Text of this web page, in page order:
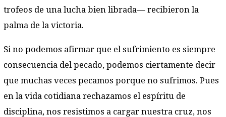
trofeos de una lucha bien librada— recibieron la
palma de la victoria.
Si no podemos afirmar que el sufrimiento es siempre
consecuencia del pecado, podemos ciertamente decir
que muchas veces pecamos porque no sufrimos. Pues
en la vida cotidiana rechazamos el espíritu de
disciplina, nos resistimos a cargar nuestra cruz, nos